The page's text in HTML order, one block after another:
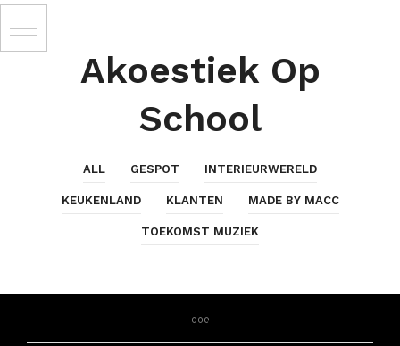
Akoestiek Op
School
ALL GESPOT INTERIEURWERELD
KEUKENLAND KLANTEN MADE BY MACC
TOEKOMST MUZIEK